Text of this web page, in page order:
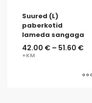
Suured (L)
paberkotid
lameda sangaga
42.00 € – 51.60 €